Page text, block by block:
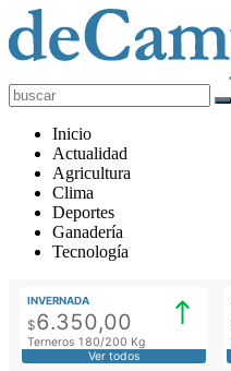
deCampoNoticias
Actualidad
Agropecuaria
Inicio
Actualidad
Agricultura
Clima
Deportes
Ganadería
Tecnología
INVERNADA
$6.350,00
Terneros 180/200 Kg
Ver todos